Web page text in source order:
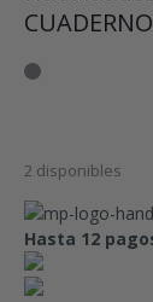
2 disponibles
Hasta 12